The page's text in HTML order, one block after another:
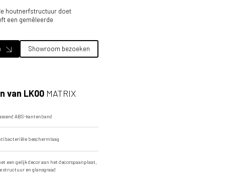
houtnerfstructuur doet
een gemêleerde
Showroom bezoeken
van LK00MATRIX
ABS-kantenband
beschermlaag
een gelijk decor aan het decorspaanplaat,
structuur en glansgraad